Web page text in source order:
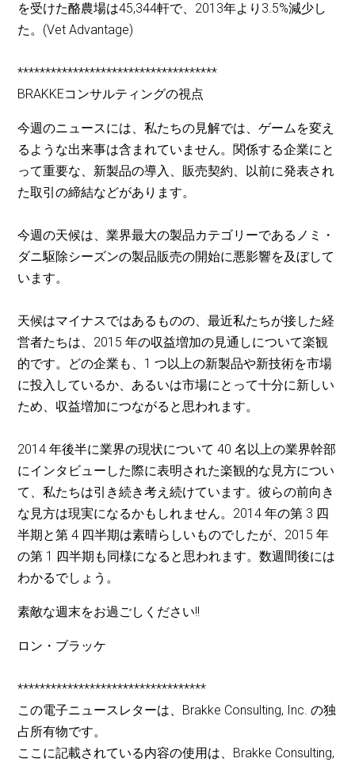
を受けた酪農場は45,344軒で、2013年より3.5%減少し
た。(Vet Advantage)
************************************
BRAKKEコンサルティングの視点
今週のニュースには、私たちの見解では、ゲームを変え
るような出来事は含まれていません。関係する企業にと
って重要な、新製品の導入、販売契約、以前に発表され
た取引の締結などがあります。
今週の天候は、業界最大の製品カテゴリーであるノミ・
ダニ駆除シーズンの製品販売の開始に悪影響を及ぼして
います。
天候はマイナスではあるものの、最近私たちが接した経
営者たちは、2015 年の収益増加の見通しについて楽観
的です。どの企業も、1 つ以上の新製品や新技術を市場
に投入しているか、あるいは市場にとって十分に新しい
ため、収益増加につながると思われます。
2014 年後半に業界の現状について 40 名以上の業界幹部
にインタビューした際に表明された楽観的な見方につい
て、私たちは引き続き考え続けています。彼らの前向き
な見方は現実になるかもしれません。2014 年の第 3 四
半期と第 4 四半期は素晴らしいものでしたが、2015 年
の第 1 四半期も同様になると思われます。数週間後には
わかるでしょう。
素敵な週末をお過ごしください!!
ロン・ブラッケ
**********************************
この電子ニュースレターは、Brakke Consulting, Inc. の独
占所有物です。
ここに記載されている内容の使用は、Brakke Consulting,